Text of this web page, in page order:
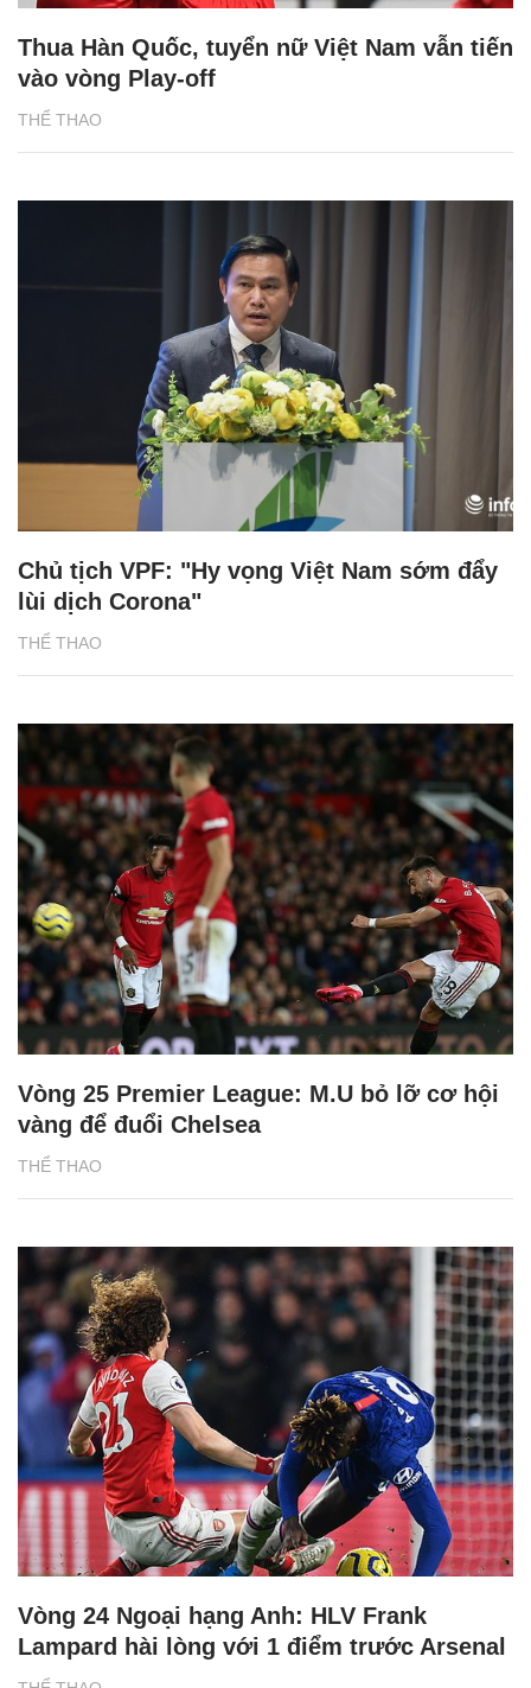
THỂ THAO
Thua Hàn Quốc, tuyển nữ Việt Nam vẫn tiến
vào vòng Play-off
THỂ THAO
Chủ tịch VPF: "Hy vọng Việt Nam sớm đẩy
lùi dịch Corona"
THỂ THAO
Vòng 25 Premier League: M.U bỏ lỡ cơ hội
vàng để đuổi Chelsea
Vòng 24 Ngoại hạng Anh: HLV Frank
Lampard hài lòng với 1 điểm trước Arsenal